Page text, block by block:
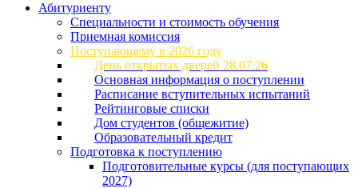
Абитуриенту
Специальности и стоимость обучения
Приемная комиссия
Поступающему в 2026 году
День открытых дверей 28.07.26
Основная информация о поступлении
Расписание вступительных испытаний
Рейтинговые списки
Дом студентов (общежитие)
Образовательный кредит
Подготовка к поступлению
Подготовительные курсы (для поступающих
2027)